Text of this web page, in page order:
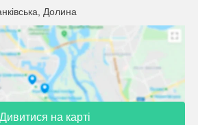
Долина
Дивитися на карті